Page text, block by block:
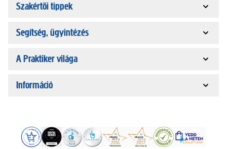
Szakértői tippek
Segítség, ügyintézés
A Praktiker világa
Információ